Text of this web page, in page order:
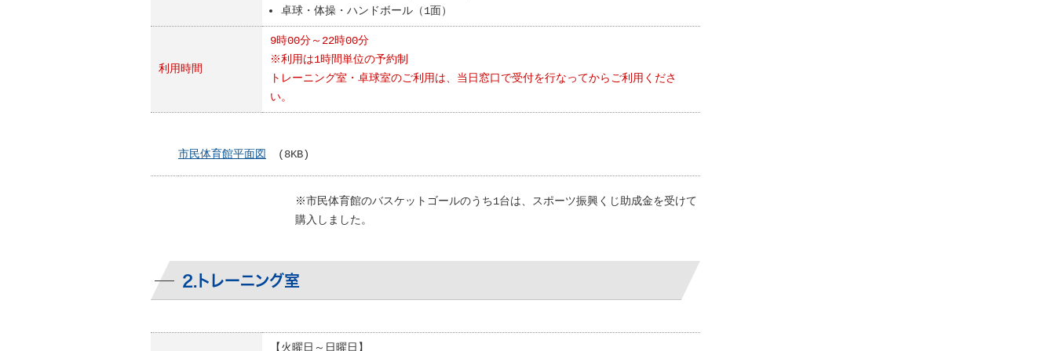
卓球・体操・ハンドボール（1面）
利用時間
9時00分～22時00分
※利用は1時間単位の予約制
トレーニング室・卓球室のご利用は、当日窓口で受付を行なってからご利用くださ
い。
市民体育館平面図 (8KB)
※市民体育館のバスケットゴールのうち1台は、スポーツ振興くじ助成金を受けて
購入しました。
2.トレーニング室
【火曜日～日曜日】